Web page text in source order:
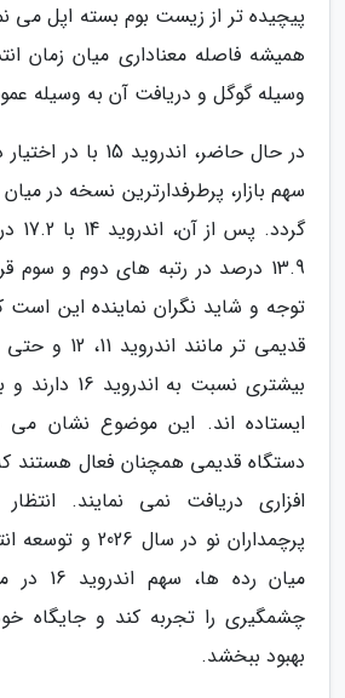
پیچیده تر از زیست بوم بسته اپل می
همیشه فاصله معناداری میان زمان
وسیله گوگل و دریافت آن به وسیله
سهم بازار، پرطرفدارترین نسخه در
13.9 درصد در رتبه های دوم و سوم
توجه و شاید نگران نماینده این
بیشتری نسبت به
ایستاده اند. این موضوع نشان
دستگاه قدیمی همچنان فعال هستند
افزاری دریافت نمی نمایند.
پرچمداران نو در
میان
چشمگیری را تجربه کند و جایگاه
بهبود ببخشد.